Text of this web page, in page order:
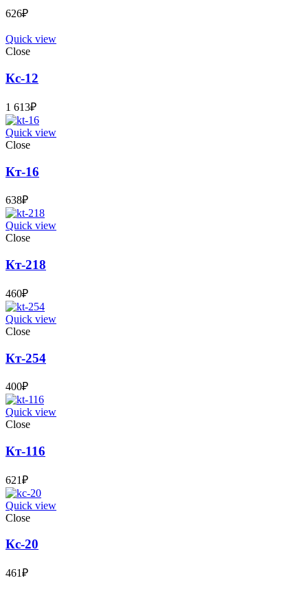
626₽
Quick view
Close
Кс-12
1 613₽
Quick view
Close
Кт-16
638₽
Quick view
Close
Кт-218
460₽
Quick view
Close
Кт-254
400₽
Quick view
Close
Кт-116
621₽
Quick view
Close
Кс-20
461₽